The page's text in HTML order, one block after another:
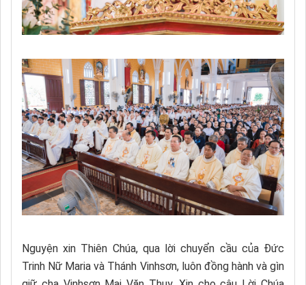
Nguyện xin Thiên Chúa, qua lời chuyển cầu của Đức
Trinh Nữ Maria và Thánh Vinhsơn, luôn đồng hành và gìn